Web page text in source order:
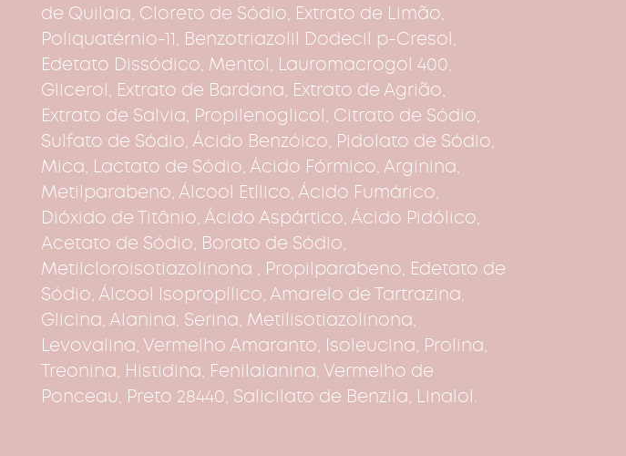
de Quilaia, Cloreto de Sódio, Extrato de Limão,
Poliquatérnio-11, Benzotriazolil Dodecil p-Cresol,
Edetato Dissódico, Mentol, Lauromacrogol 400,
Glicerol, Extrato de Bardana, Extrato de Agrião,
Extrato de Salvia, Propilenoglicol, Citrato de Sódio,
Sulfato de Sódio, Ácido Benzóico, Pidolato de Sódio,
Mica, Lactato de Sódio, Ácido Fórmico, Arginina,
Metilparabeno, Álcool Etílico, Ácido Fumárico,
Dióxido de Titânio, Ácido Aspártico, Ácido Pidólico,
Acetato de Sódio, Borato de Sódio,
Metilcloroisotiazolinona , Propilparabeno, Edetato de
Sódio, Álcool Isopropílico, Amarelo de Tartrazina,
Glicina, Alanina, Serina, Metilisotiazolinona,
Levovalina, Vermelho Amaranto, Isoleucina, Prolina,
Treonina, Histidina, Fenilalanina, Vermelho de
Ponceau, Preto 28440, Salicilato de Benzila, Linalol.